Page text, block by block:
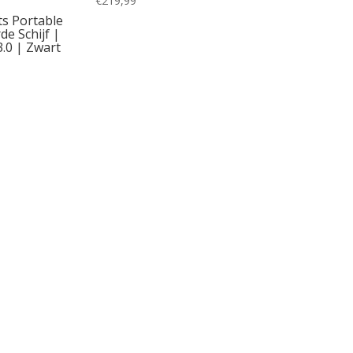
Portable
Schijf |
| Zwart